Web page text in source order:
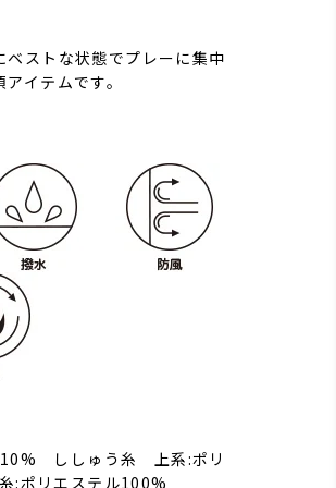
ストな状態でプレーに集中
イテムです。
ししゅう糸 上系:ポリ
ポリエステル100%